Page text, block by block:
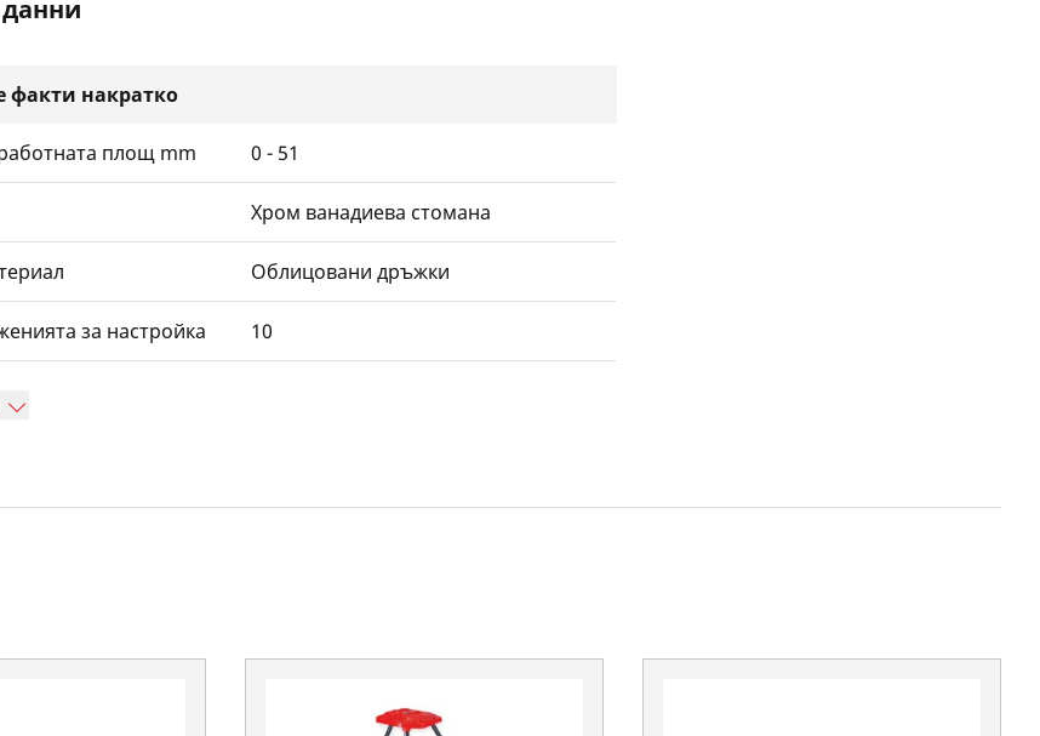
факти накратко
площ mm 0 - 51
Хром ванадиева стомана
Облицовани дръжки
за настройка 10